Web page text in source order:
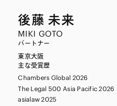
後藤 未来
MIKI GOTO
パートナー
東京大阪
主な受賞歴
Chambers Global 2026
The Legal 500 Asia Pacific 2026
asialaw 2025